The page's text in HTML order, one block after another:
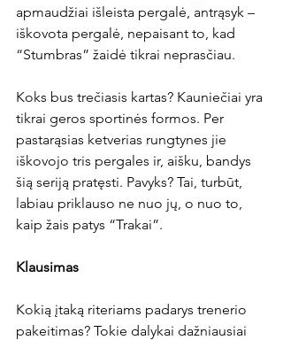
apmaudžiai išleista pergalė, antrąsyk –
iškovota pergalė, nepaisant to, kad
“Stumbras” žaidė tikrai neprasčiau.
Koks bus trečiasis kartas? Kauniečiai yra
tikrai geros sportinės formos. Per
pastarąsias ketverias rungtynes jie
iškovojo tris pergales ir, aišku, bandys
šią seriją pratęsti. Pavyks? Tai, turbūt,
labiau priklauso ne nuo jų, o nuo to,
kaip žais patys “Trakai”.
Klausimas
Kokią įtaką riteriams padarys trenerio
pakeitimas? Tokie dalykai dažniausiai